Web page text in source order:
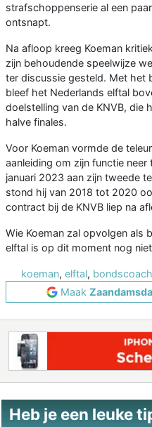
strafschoppenserie al een
ontsnapt.
Na afloop kreeg Koeman
zijn behoudende speelwijze
ter discussie gesteld. Met het
bleef het Nederlands elftal
doelstelling van de KNVB, die
halve finales.
Voor Koeman vormde de
aanleiding om zijn functie
januari 2023 aan zijn tweede
stond hij van 2018 tot 2020
contract bij de KNVB liep na
Wie Koeman zal opvolgen als
elftal is op dit moment nog
koeman, elftal, bondscoach
Maak
Heb je een leuke